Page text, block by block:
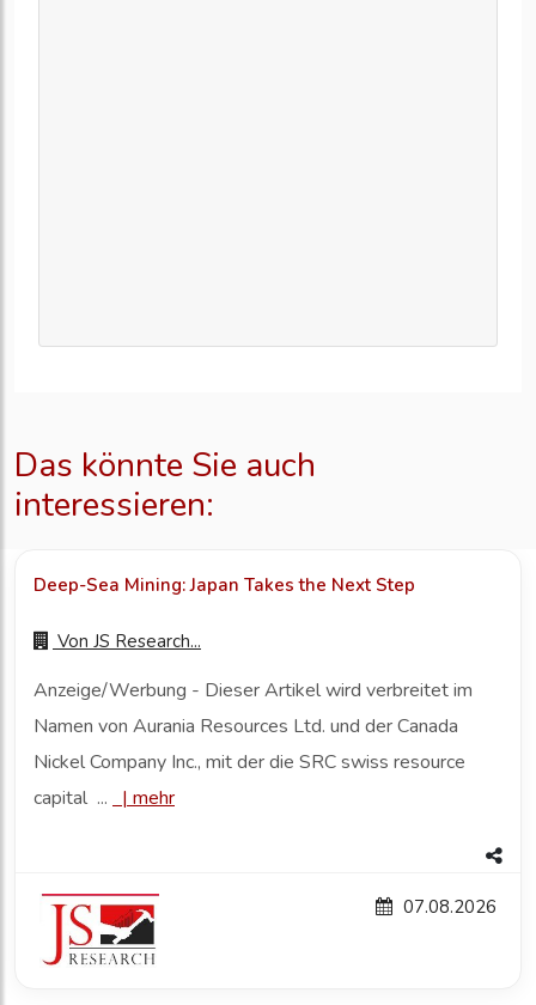
Das könnte Sie auch
interessieren:
Deep-Sea Mining: Japan Takes the Next Step
Von JS Research...
Anzeige/Werbung - Dieser Artikel wird verbreitet im
Namen von Aurania Resources Ltd. und der Canada
Nickel Company Inc., mit der die SRC swiss resource
capital ...
| mehr
07.08.2026